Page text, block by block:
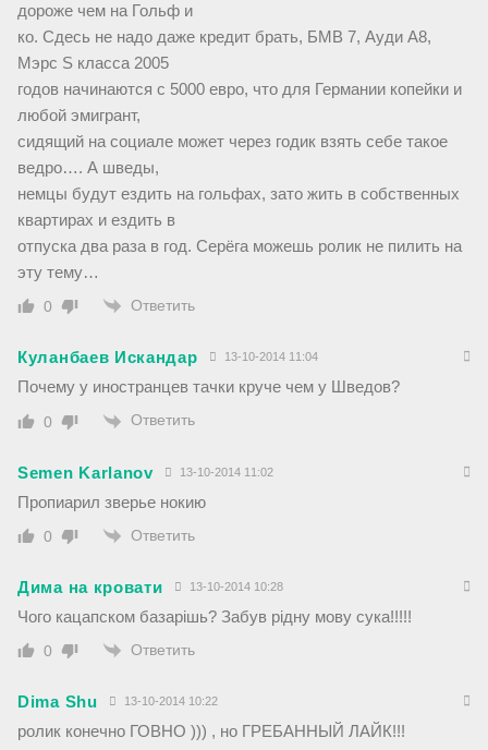
дороже чем на Гольф и
ко. Сдесь не надо даже кредит брать, БМВ 7, Ауди А8,
Мэрс S класса 2005
годов начинаются с 5000 евро, что для Германии копейки и
любой эмигрант,
сидящий на социале может через годик взять себе такое
ведро…. А шведы,
немцы будут ездить на гольфах, зато жить в собственных
квартирах и ездить в
отпуска два раза в год. Серёга можешь ролик не пилить на
эту тему…
0 Ответить
Куланбаев Искандар 13-10-2014 11:04
Почему у иностранцев тачки круче чем у Шведов?
0 Ответить
Semen Karlanov 13-10-2014 11:02
Пропиарил зверье нокию
0 Ответить
Дима на кровати 13-10-2014 10:28
Чого кацапском базарiшь? Забув рiдну мову сука!!!!!
0 Ответить
Dima Shu 13-10-2014 10:22
ролик конечно ГОВНО ))) , но ГРЕБАННЫЙ ЛАЙК!!!